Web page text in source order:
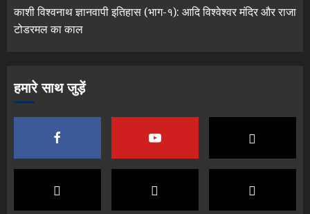
काशी विश्वनाथ ज्ञानवापी इतिहास (भाग-१): आदि विश्वेश्वर मंदिर और राजा
टोडरमल का काल
हमारे साथ जुड़ें